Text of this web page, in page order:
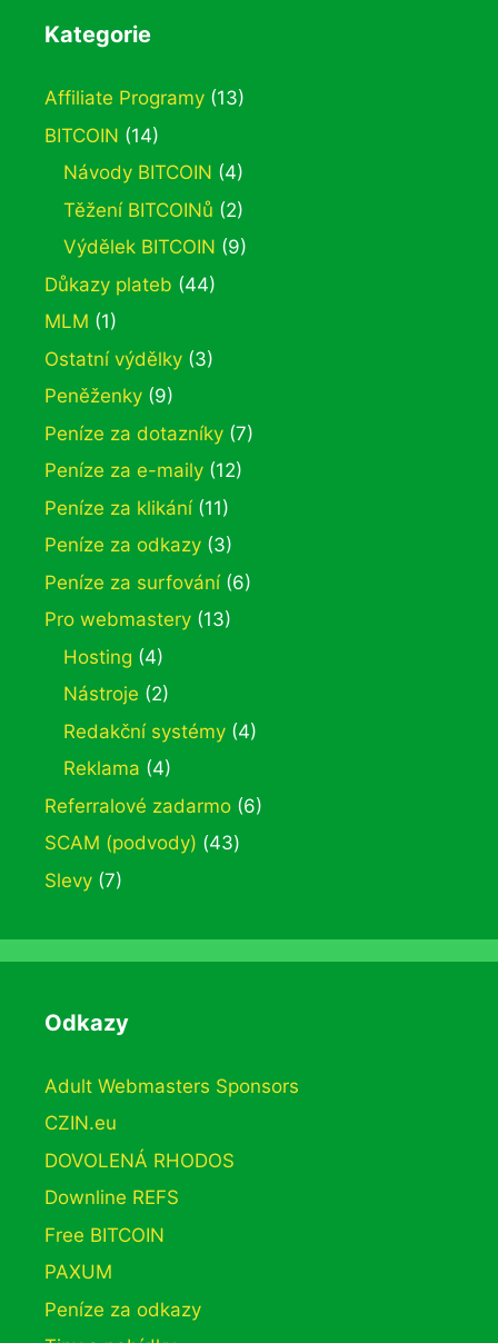
Kategorie
Affiliate Programy (13)
BITCOIN (14)
Návody BITCOIN (4)
Těžení BITCOINů (2)
Výdělek BITCOIN (9)
Důkazy plateb (44)
MLM (1)
Ostatní výdělky (3)
Peněženky (9)
Peníze za dotazníky (7)
Peníze za e-maily (12)
Peníze za klikání(11)
Peníze za odkazy (3)
Peníze za surfování(6)
Pro webmastery (13)
Hosting (4)
Nástroje (2)
Redakční systémy (4)
Reklama (4)
Referralové zadarmo (6)
SCAM (podvody) (43)
Slevy (7)
Odkazy
Adult Webmasters Sponsors
CZIN.eu
DOVOLENÁ RHODOS
Downline REFS
Free BITCOIN
PAXUM
Peníze za odkazy